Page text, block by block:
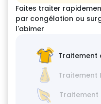
Faites traiter
par congélation ou
l'abimer
Traitement
Traitement
Traitement